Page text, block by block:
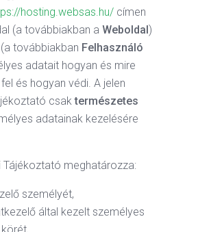
hosting.websas.hu/ címen
(a továbbiakban a Weboldal)
továbbiakban Felhasználó
adatait hogyan és mire
és hogyan védi. A jelen
csaktermészetes
adatainak kezelésére
Tájékoztató meghatározza:
személyét,
által kezelt személyes